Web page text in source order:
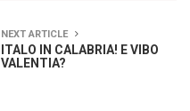
NEXT ARTICLE
ITALO IN CALABRIA! E VIBO
VALENTIA?